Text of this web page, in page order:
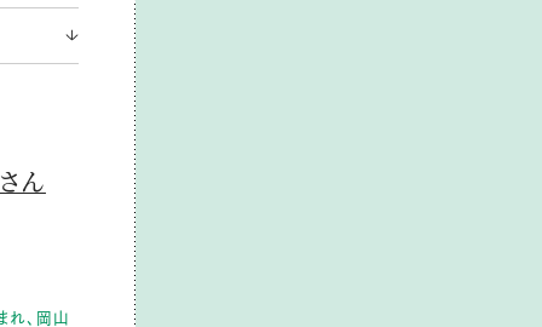
ん
れ、岡山